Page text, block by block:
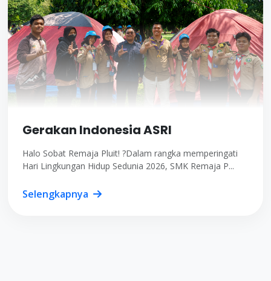
Gerakan Indonesia ASRI
Halo Sobat Remaja Pluit! ?Dalam rangka memperingati
Hari Lingkungan Hidup Sedunia 2026, SMK Remaja P...
Selengkapnya